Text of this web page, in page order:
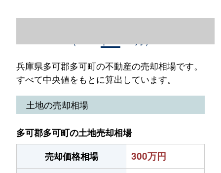
兵庫県多可郡多可町の不動産の売却相場です。
すべて中央値をもとに算出しています。
土地の売却相場
多可郡多可町の土地売却相場
売却価格相場
300万円